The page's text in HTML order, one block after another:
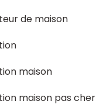
de maison
maison
maison pas cher